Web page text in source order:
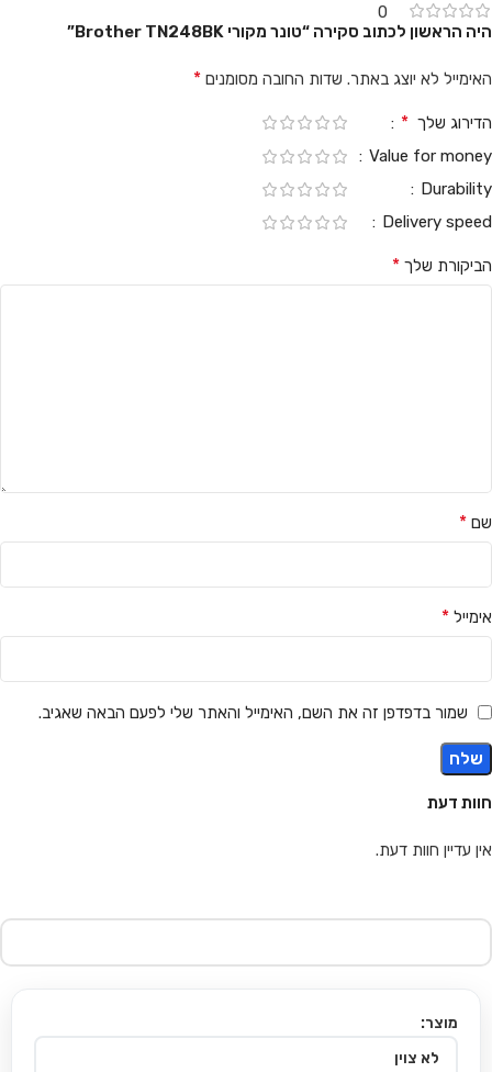
0
חוות דעת
אין עדיין חוות דעת.
היה הראשון לכתוב סקירה “טונר מקורי Brother TN248BK”
האימייל לא יוצג באתר. שדות החובה מסומנים *
הדירוג שלך *
Value for money
Durability
Delivery speed
הביקורת שלך *
שם *
אימייל *
שמור בדפדפן זה את השם, האימייל והאתר שלי לפעם הבאה שאגיב.
מוצר: